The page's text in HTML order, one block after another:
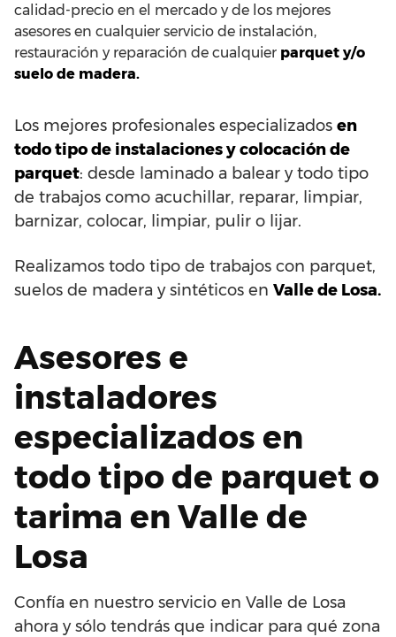
calidad-precio en el mercado y de los mejores
asesores en cualquier servicio de instalación,
restauración y reparación de cualquier parquet y/o
suelo de madera.
Los mejores profesionales especializados en
todo tipo de instalaciones y colocación de
parquet: desde laminado a balear y todo tipo
de trabajos como acuchillar, reparar, limpiar,
barnizar, colocar, limpiar, pulir o lijar.
Realizamos todo tipo de trabajos con parquet,
suelos de madera y sintéticos en Valle de Losa.
Asesores e
instaladores
especializados en
todo tipo de parquet o
tarima en Valle de
Losa
Confía en nuestro servicio en Valle de Losa
ahora y sólo tendrás que indicar para qué zona